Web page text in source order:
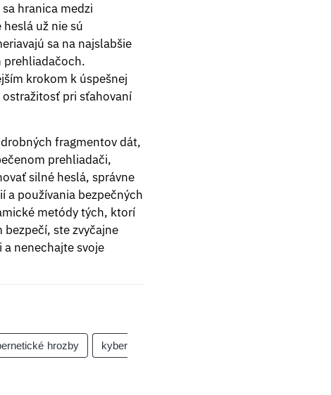
hranica medzi
už nie sú
sa na najslabšie
prehliadačoch.
krokom k úspešnej
pri sťahovaní
fragmentov dát,
prehliadači,
silné heslá, správne
a používania bezpečných
metódy tých, ktorí
ste zvyčajne
nenechajte svoje
hrozby kyber